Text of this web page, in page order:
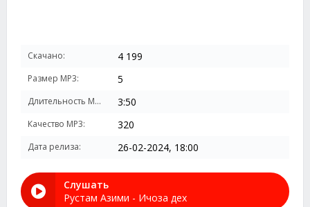
Скачано: 4 199
Размер MP3: 5
Длительность MP3: 3:50
Качество MP3: 320
Дата релиза: 26-02-2024, 18:00
Слушать
Рустам Азими - Ичоза дех